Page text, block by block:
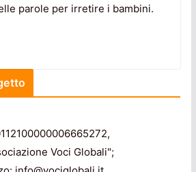
parole per irretire i bambini.
Voci Globali";